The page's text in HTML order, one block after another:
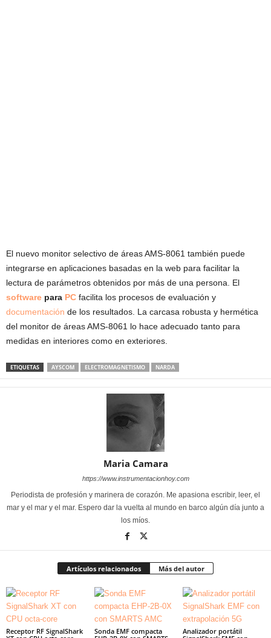
El nuevo monitor selectivo de áreas AMS-8061 también puede
integrarse en aplicaciones basadas en la web para facilitar la
lectura de parámetros obtenidos por más de una persona. El
software para PC facilita los procesos de evaluación y
documentación de los resultados. La carcasa robusta y hermética
del monitor de áreas AMS-8061 lo hace adecuado tanto para
medidas en interiores como en exteriores.
ETIQUETAS AYSCOM ELECTROMAGNETISMO NARDA
Maria Camara
https://www.instrumentacionhoy.com
Periodista de profesión y marinera de corazón. Me apasiona escribir, leer, el
mar y el mar y el mar. Espero dar la vuelta al mundo en barco algún día junto a
los míos.
Artículos relacionados Más del autor
Receptor RF SignalShark
Sonda EMF compacta
Analizador portátil